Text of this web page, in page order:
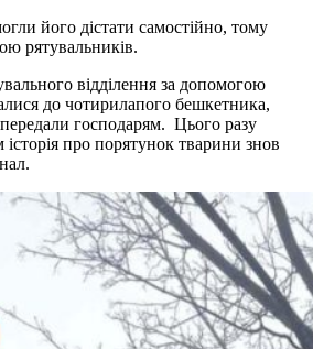
його дістати самостійно, тому
рятувальників.
відділення за допомогою
до чотирилапого бешкетника,
господарям. Цього разу
про порятунок тварини знов